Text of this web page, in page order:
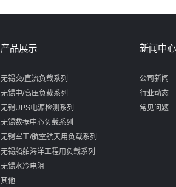
产品展示
无锡交/直流负载系列
无锡中/高压负载系列
无锡UPS电源检测系列
无锡数据中心负载系列
无锡军工/航空航天用负载系列
无锡船舶海洋工程用负载系列
无锡水冷电阻
其他
新闻中心
公司新闻
行业动态
常见问题